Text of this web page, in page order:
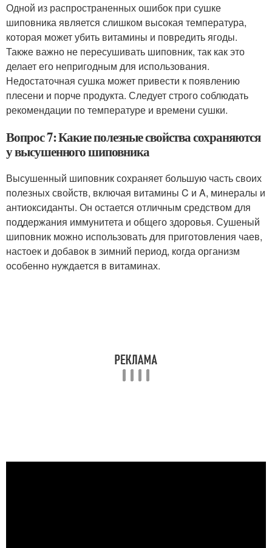
Одной из распространенных ошибок при сушке
шиповника является слишком высокая температура,
которая может убить витамины и повредить ягоды.
Также важно не пересушивать шиповник, так как это
делает его непригодным для использования.
Недостаточная сушка может привести к появлению
плесени и порче продукта. Следует строго соблюдать
рекомендации по температуре и времени сушки.
Вопрос 7: Какие полезные свойства сохраняются
у высушенного шиповника
Высушенный шиповник сохраняет большую часть своих
полезных свойств, включая витамины C и A, минералы и
антиоксиданты. Он остается отличным средством для
поддержания иммунитета и общего здоровья. Сушеный
шиповник можно использовать для приготовления чаев,
настоек и добавок в зимний период, когда организм
особенно нуждается в витаминах.